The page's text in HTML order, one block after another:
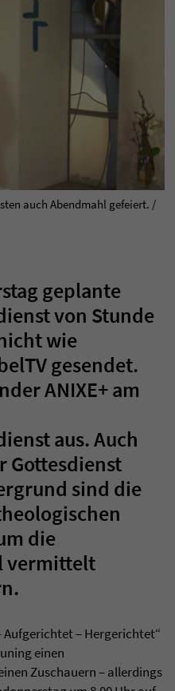
auch Abendmahl gefeiert. /
geplante
von Stunde
wie
gesendet.
ANIXE+ am
aus. Auch
Gottesdienst
sind die
die
vermittelt
– Hergerichtet“
einen
Zuschauern – allerdings